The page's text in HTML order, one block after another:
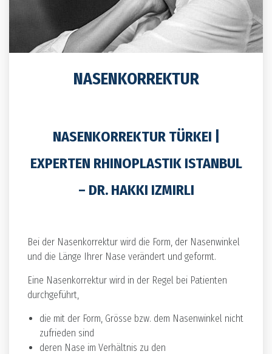
NASENKORREKTUR
NASENKORREKTUR TÜRKEI |
EXPERTEN RHINOPLASTIK ISTANBUL
– DR. HAKKI IZMIRLI
Bei der Nasenkorrektur wird die Form, der Nasenwinkel
und die Länge Ihrer Nase verändert und geformt.
Eine Nasenkorrektur wird in der Regel bei Patienten
durchgeführt,
die mit der Form, Grösse bzw. dem Nasenwinkel nicht
zufrieden sind
deren Nase im Verhältnis zu den